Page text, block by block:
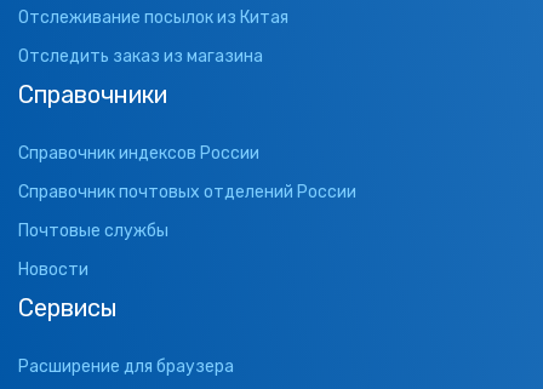
Отслеживание посылок из Китая
Отследить заказ из магазина
Справочники
Справочник индексов России
Справочник почтовых отделений России
Почтовые службы
Новости
Сервисы
Расширение для браузера